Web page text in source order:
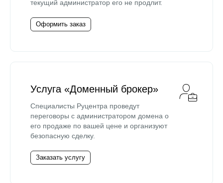
текущий администратор его не продлит.
Оформить заказ
Услуга «Доменный брокер»
Специалисты Руцентра проведут
переговоры с администратором домена о
его продаже по вашей цене и организуют
безопасную сделку.
Заказать услугу